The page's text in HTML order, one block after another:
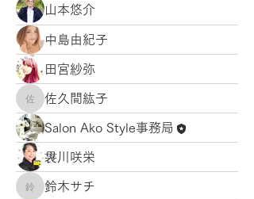
山本悠介
中島由紀子
田宮紗弥
佐久間紘子
佐久間紘子
Salon Ako Style事務局
袰川咲栄
鈴木サチ
鈴木サチ